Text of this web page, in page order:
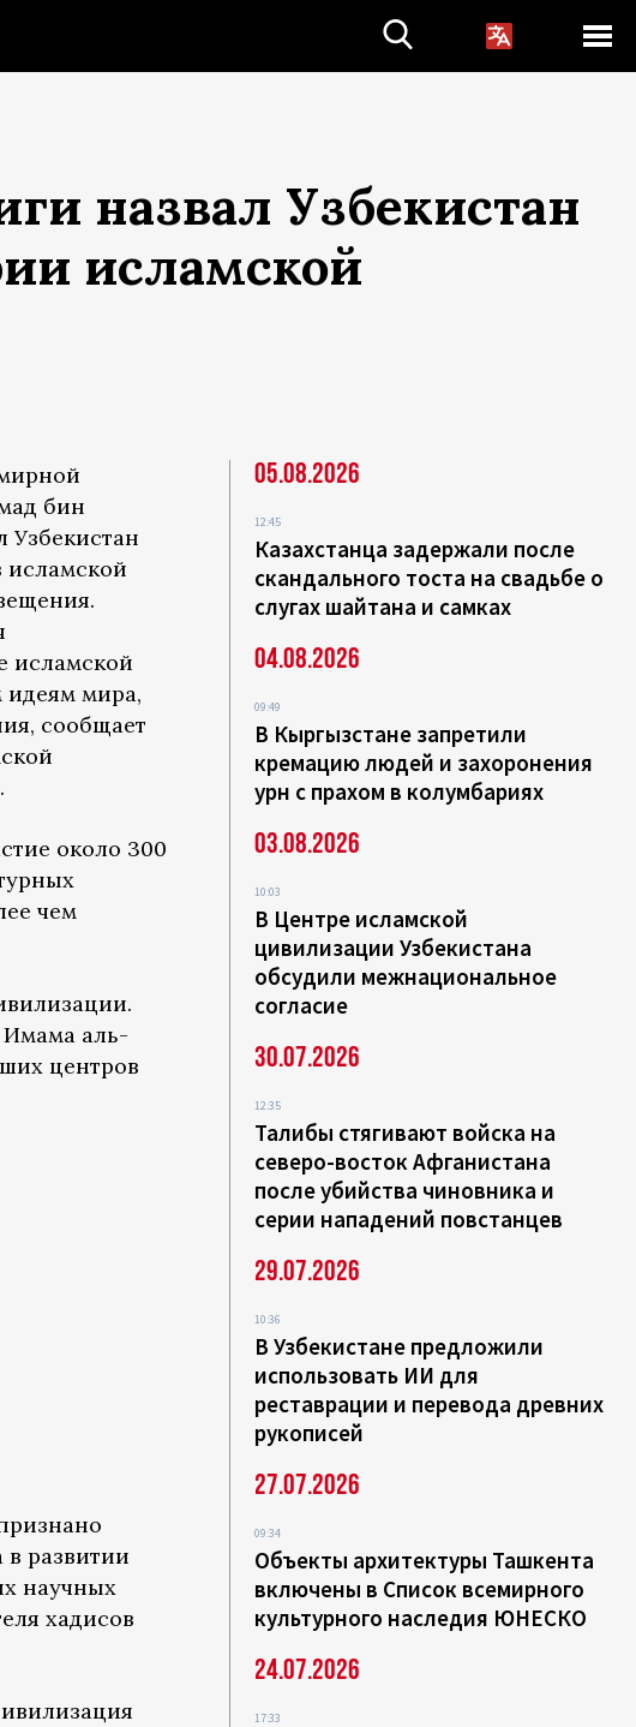
назвал Узбекистан
исламской
бин
Узбекистан
исламской
исламской
мира,
сообщает
около 300
чем
Имама аль-
центров
развитии
научных
хадисов
05.08.2026
12:45
Казахстанца задержали после
скандального тоста на свадьбе о
слугах шайтана и самках
04.08.2026
09:49
В Кыргызстане запретили
кремацию людей и захоронения
урн с прахом в колумбариях
03.08.2026
10:03
В Центре исламской
цивилизации Узбекистана
обсудили межнациональное
согласие
30.07.2026
12:35
Талибы стягивают войска на
северо-восток Афганистана
после убийства чиновника и
серии нападений повстанцев
29.07.2026
10:36
В Узбекистане предложили
использовать ИИ для
реставрации и перевода древних
рукописей
27.07.2026
09:34
Объекты архитектуры Ташкента
включены в Список всемирного
культурного наследия ЮНЕСКО
24.07.2026
17:33